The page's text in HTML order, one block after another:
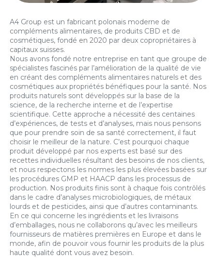
A4 Group est un fabricant polonais moderne de
compléments alimentaires, de produits CBD et de
cosmétiques, fondé en 2020 par deux copropriétaires à
capitaux suisses.
Nous avons fondé notre entreprise en tant que groupe de
spécialistes fascinés par l’amélioration de la qualité de vie
en créant des compléments alimentaires naturels et des
cosmétiques aux propriétés bénéfiques pour la santé. Nos
produits naturels sont développés sur la base de la
science, de la recherche interne et de l’expertise
scientifique. Cette approche a nécessité des centaines
d’expériences, de tests et d’analyses, mais nous pensons
que pour prendre soin de sa santé correctement, il faut
choisir le meilleur de la nature. C’est pourquoi chaque
produit développé par nos experts est basé sur des
recettes individuelles résultant des besoins de nos clients,
et nous respectons les normes les plus élevées basées sur
les procédures GMP et HAACP dans les processus de
production. Nos produits finis sont à chaque fois contrôlés
dans le cadre d’analyses microbiologiques, de métaux
lourds et de pesticides, ainsi que d’autres contaminants.
En ce qui concerne les ingrédients et les livraisons
d’emballages, nous ne collaborons qu’avec les meilleurs
fournisseurs de matières premières en Europe et dans le
monde, afin de pouvoir vous fournir les produits de la plus
haute qualité dont vous avez besoin.